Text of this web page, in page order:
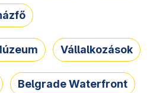
Vállalkozások
Belgrade Waterfront